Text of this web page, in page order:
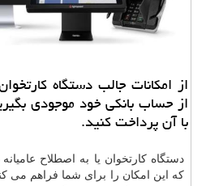
از امكانات جالب دستگاه
از حساب بانكی خود موجودی
با آن پرداخت كنید.
دستگاه کارتخوان یا به اصطلاح
که این امکان را برای شما فراهم می